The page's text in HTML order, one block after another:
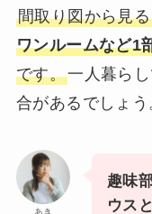
間取り図から見
ワンルームなど1
です。一人暮ら
合があるでしょう
あき
趣味
ウス